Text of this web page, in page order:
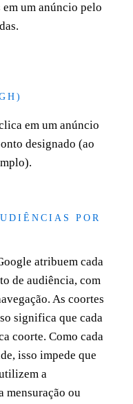
um anúncio pelo
em um anúncio
designado (ao
POR
atribuem cada
de audiência, com
As coortes
significa que cada
coorte. Como cada
isso impede que
a
mensuração ou